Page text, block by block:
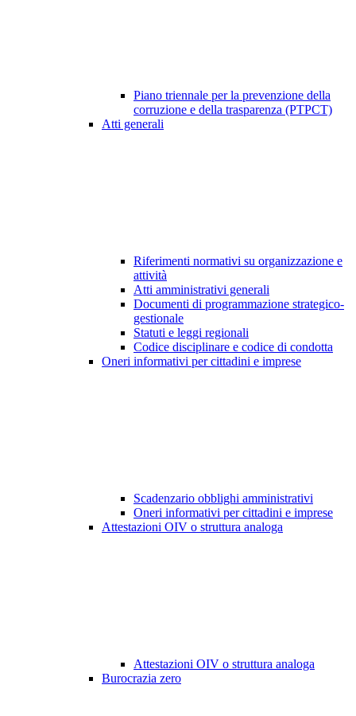
Piano triennale per la prevenzione della
corruzione e della trasparenza (PTPCT)
Atti generali
Riferimenti normativi su organizzazione e
attività
Atti amministrativi generali
Documenti di programmazione strategico-
gestionale
Statuti e leggi regionali
Codice disciplinare e codice di condotta
Oneri informativi per cittadini e imprese
Scadenzario obblighi amministrativi
Oneri informativi per cittadini e imprese
Attestazioni OIV o struttura analoga
Attestazioni OIV o struttura analoga
Burocrazia zero